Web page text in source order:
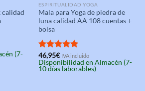
calidad
(7-
ESPIRITUALIDAD YOGA
Mala para Yoga de piedra de
luna calidad AA 108 cuentas +
bolsa
Valorado
con5.00
de 5
46,95€ IVA incluido
Disponibilidad en Almacén (7-
10 días laborables)